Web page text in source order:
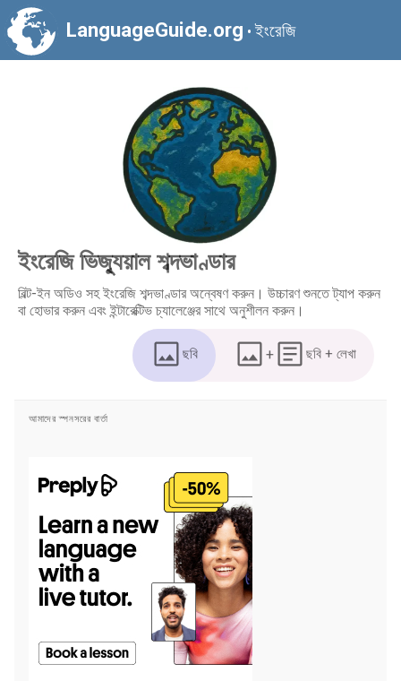
LanguageGuide.org • ইংরেজি
ইংরেজি ভিজ্যুয়াল শব্দভাণ্ডার
বিল্ট-ইন অডিও সহ ইংরেজি শব্দভাণ্ডার অন্বেষণ করুন। উচ্চারণ শুনতে ট্যাপ করুন
বা হোভার করুন এবং ইন্টারেক্টিভ চ্যালেঞ্জের সাথে অনুশীলন করুন।
ছবি + ছবি + লেখা
আমাদের স্পনসরের বার্তা